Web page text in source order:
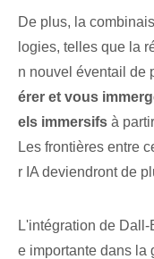
De plus, la
logies, telles que la
n nouvel éventail de
érer et vous
els immersifs à
Les frontières entre
r ⁢IA​ deviendront de
L'intégration de
e importante dans la